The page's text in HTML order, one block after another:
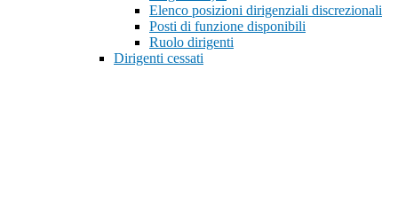
Elenco posizioni dirigenziali discrezionali
Posti di funzione disponibili
Ruolo dirigenti
Dirigenti cessati